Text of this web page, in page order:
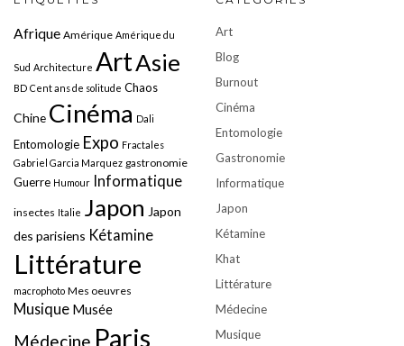
Afrique Amérique Amérique du
Sud Architecture ArtAsie
BD Cent ans de solitude Chaos
Chine Cinéma Dali
Entomologie Expo Fractales
Gabriel Garcia Marquez gastronomie
Guerre Humour Informatique
insectes Italie Japon Japon
des parisiens Kétamine
Littérature
macrophoto Mes oeuvres
Musique Musée
Médecine Paris
Art
Blog
Burnout
Cinéma
Entomologie
Gastronomie
Informatique
Japon
Kétamine
Khat
Littérature
Médecine
Musique